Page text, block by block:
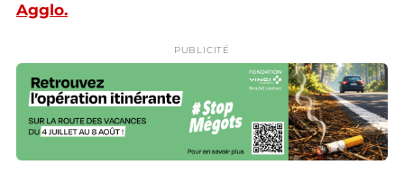
Agglo.
PUBLICITÉ